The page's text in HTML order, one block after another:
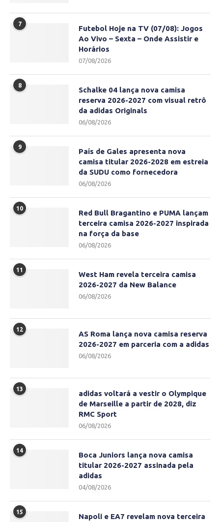
7
Futebol Hoje na TV (07/08): Jogos
Ao Vivo – Sexta – Onde Assistir e
Horários
07/08/2026
8
Schalke 04 lança nova camisa
reserva 2026-2027 com visual retrô
da adidas Originals
06/08/2026
9
País de Gales apresenta nova
camisa titular 2026-2028 em estreia
da SUDU como fornecedora
06/08/2026
10
Red Bull Bragantino e PUMA lançam
terceira camisa 2026-2027 inspirada
na força da base
06/08/2026
11
West Ham revela terceira camisa
2026-2027 da New Balance
06/08/2026
12
AS Roma lança nova camisa reserva
2026-2027 em parceria com a adidas
06/08/2026
13
adidas voltará a vestir o Olympique
de Marseille a partir de 2028, diz
RMC Sport
06/08/2026
14
Boca Juniors lança nova camisa
titular 2026-2027 assinada pela
adidas
04/08/2026
15
Napoli e EA7 revelam nova terceira